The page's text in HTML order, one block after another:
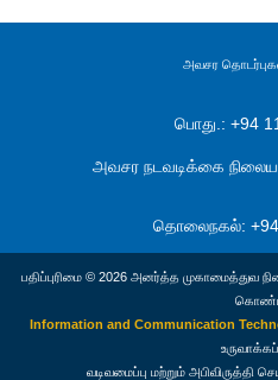
அவசர
பொது.: +94
அவசர நடவடிக்கை
தொலைநகல்:
பதிப்புரிமை © 2026 அனர்த்த முகாமைத்துவ
Information and Communication
வடிவமைப்பு மற்றும் அபிவிருத்தி